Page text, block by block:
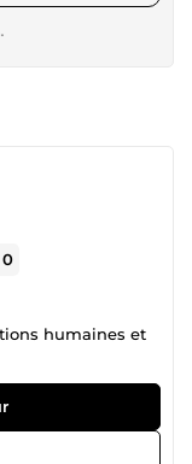
0
humaines et